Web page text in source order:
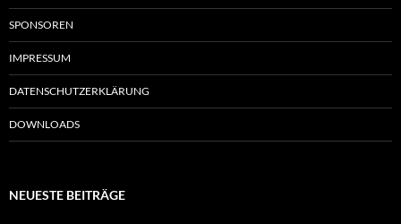
SPONSOREN
IMPRESSUM
DATENSCHUTZERKLÄRUNG
DOWNLOADS
NEUESTE BEITRÄGE